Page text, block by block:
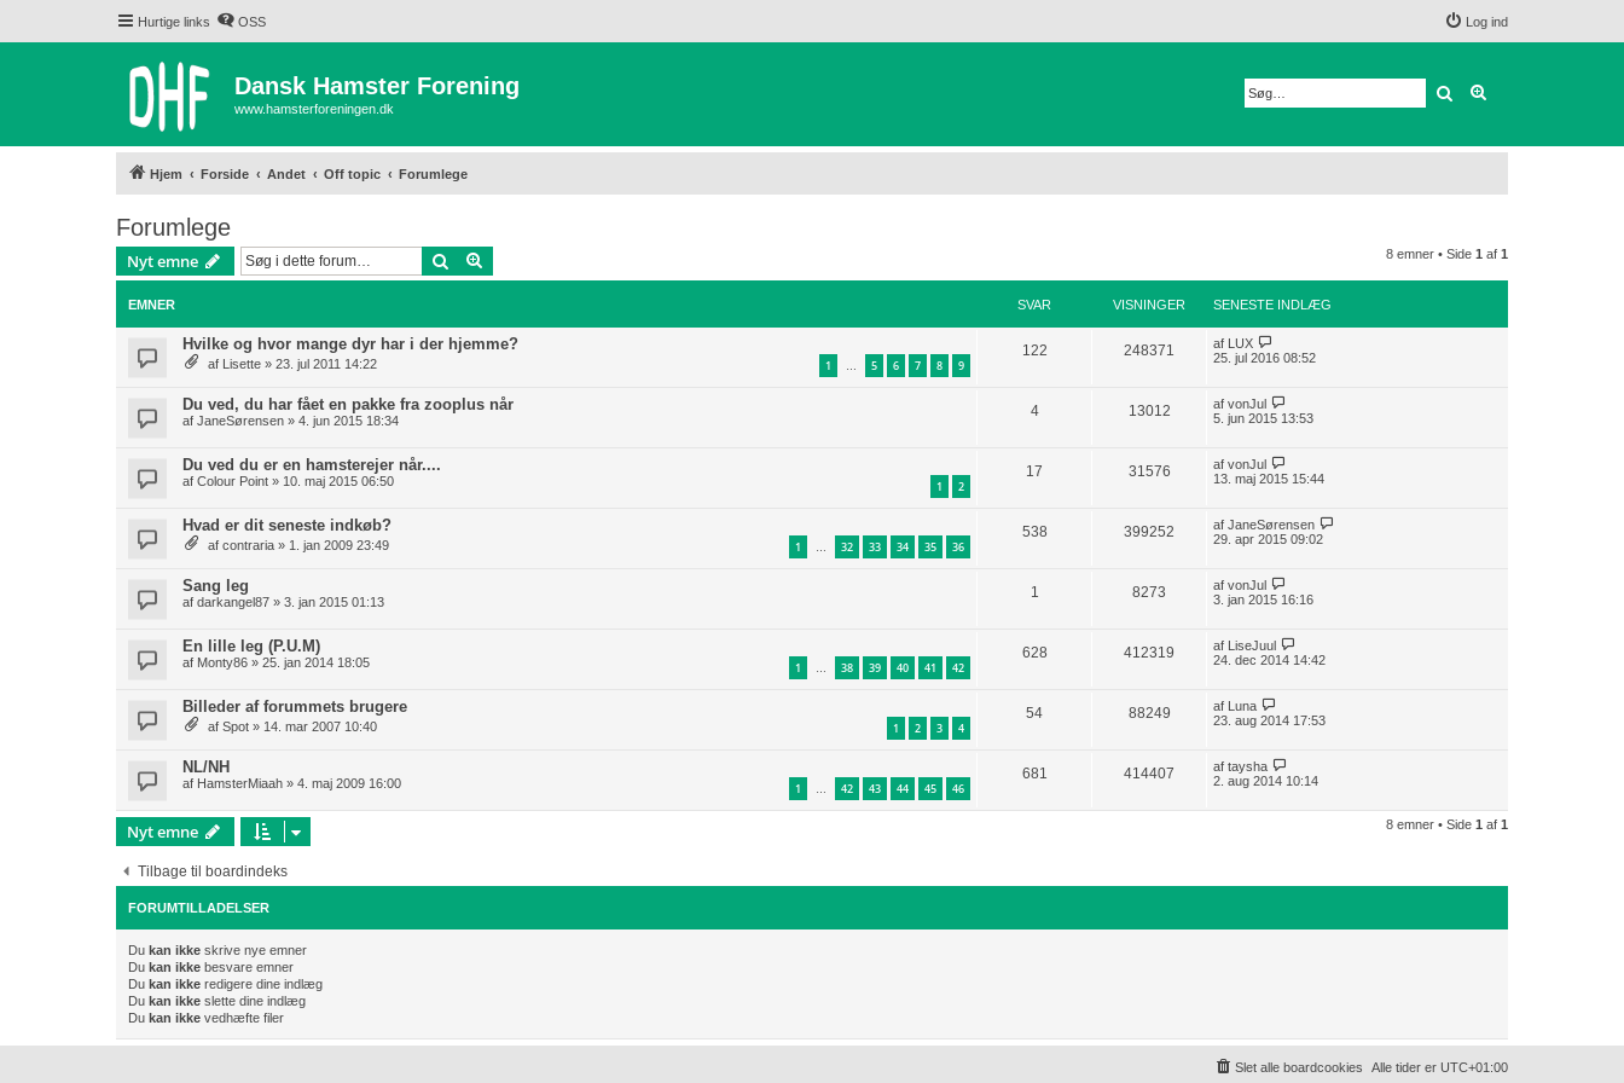
Hurtige links OSS Log ind
Dansk Hamster Forening
www.hamsterforeningen.dk
Søg
Hjem Forside Andet Off topic Forumlege
Forumlege
Nyt emne Søg 8 emner • Side 1 af 1
EMNER SVAR VISNINGER SENESTE INDLÆG
Hvilke og hvor mange dyr har i der hjemme?
af Lisette » 23. jul 2011 14:22 1 … 5 6 7 8 9
122 248371 af LUX
25. jul 2016 08:52
Du ved, du har fået en pakke fra zooplus når
af JaneSørensen » 4. jun 2015 18:34
4 13012 af vonJul
5. jun 2015 13:53
Du ved du er en hamsterejer når....
af Colour Point » 10. maj 2015 06:50 1 2
17 31576 af vonJul
13. maj 2015 15:44
Hvad er dit seneste indkøb?
af contraria » 1. jan 2009 23:49 1 … 32 33 34 35 36
538 399252 af JaneSørensen
29. apr 2015 09:02
Sang leg
af darkangel87 » 3. jan 2015 01:13
1 8273 af vonJul
3. jan 2015 16:16
En lille leg (P.U.M)
af Monty86 » 25. jan 2014 18:05 1 … 38 39 40 41 42
628 412319 af LiseJuul
24. dec 2014 14:42
Billeder af forummets brugere
af Spot » 14. mar 2007 10:40 1 2 3 4
54 88249 af Luna
23. aug 2014 17:53
NL/NH
af HamsterMiaah » 4. maj 2009 16:00 1 … 42 43 44 45 46
681 414407 af taysha
2. aug 2014 10:14
Nyt emne 8 emner • Side 1 af 1
Tilbage til boardindeks
FORUMTILLADELSER
Du kan ikke skrive nye emner
Du kan ikke besvare emner
Du kan ikke redigere dine indlæg
Du kan ikke slette dine indlæg
Du kan ikke vedhæfte filer
Alle tider er UTC+01:00
Slet alle boardcookies